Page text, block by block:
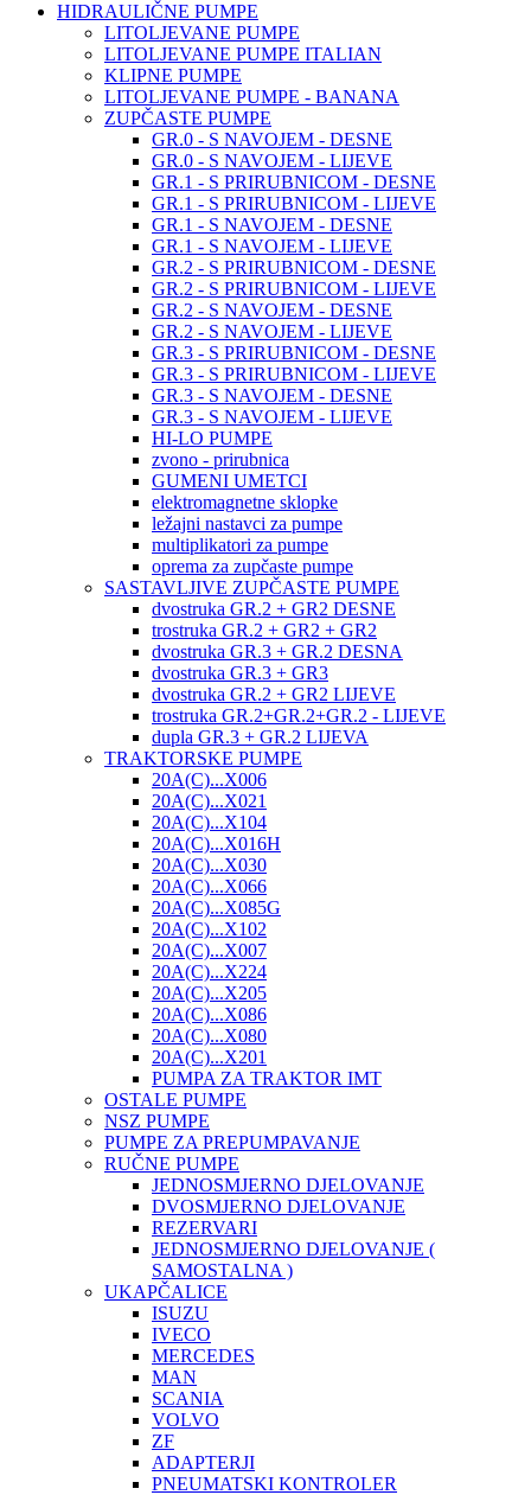
HIDRAULIČNE PUMPE
LITOLJEVANE PUMPE
LITOLJEVANE PUMPE ITALIAN
KLIPNE PUMPE
LITOLJEVANE PUMPE - BANANA
ZUPČASTE PUMPE
GR.0 - S NAVOJEM - DESNE
GR.0 - S NAVOJEM - LIJEVE
GR.1 - S PRIRUBNICOM - DESNE
GR.1 - S PRIRUBNICOM - LIJEVE
GR.1 - S NAVOJEM - DESNE
GR.1 - S NAVOJEM - LIJEVE
GR.2 - S PRIRUBNICOM - DESNE
GR.2 - S PRIRUBNICOM - LIJEVE
GR.2 - S NAVOJEM - DESNE
GR.2 - S NAVOJEM - LIJEVE
GR.3 - S PRIRUBNICOM - DESNE
GR.3 - S PRIRUBNICOM - LIJEVE
GR.3 - S NAVOJEM - DESNE
GR.3 - S NAVOJEM - LIJEVE
HI-LO PUMPE
zvono - prirubnica
GUMENI UMETCI
elektromagnetne sklopke
ležajni nastavci za pumpe
multiplikatori za pumpe
oprema za zupčaste pumpe
SASTAVLJIVE ZUPČASTE PUMPE
dvostruka GR.2 + GR2 DESNE
trostruka GR.2 + GR2 + GR2
dvostruka GR.3 + GR.2 DESNA
dvostruka GR.3 + GR3
dvostruka GR.2 + GR2 LIJEVE
trostruka GR.2+GR.2+GR.2 - LIJEVE
dupla GR.3 + GR.2 LIJEVA
TRAKTORSKE PUMPE
20A(C)...X006
20A(C)...X021
20A(C)...X104
20A(C)...X016H
20A(C)...X030
20A(C)...X066
20A(C)...X085G
20A(C)...X102
20A(C)...X007
20A(C)...X224
20A(C)...X205
20A(C)...X086
20A(C)...X080
20A(C)...X201
PUMPA ZA TRAKTOR IMT
OSTALE PUMPE
NSZ PUMPE
PUMPE ZA PREPUMPAVANJE
RUČNE PUMPE
JEDNOSMJERNO DJELOVANJE
DVOSMJERNO DJELOVANJE
REZERVARI
JEDNOSMJERNO DJELOVANJE (
SAMOSTALNA )
UKAPČALICE
ISUZU
IVECO
MERCEDES
MAN
SCANIA
VOLVO
ZF
ADAPTERJI
PNEUMATSKI KONTROLER